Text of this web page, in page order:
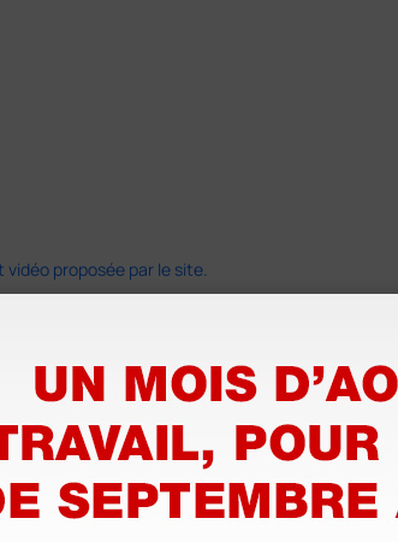
proposée par le site.
épais ! Ce n'est pas le cas. En ce qui concerne